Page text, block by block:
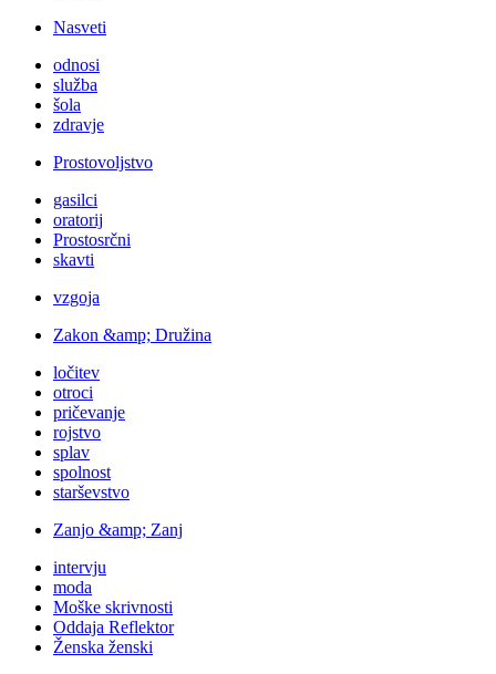
Nasveti
odnosi
služba
šola
zdravje
Prostovoljstvo
gasilci
oratorij
Prostosrčni
skavti
vzgoja
Zakon &amp; Družina
ločitev
otroci
pričevanje
rojstvo
splav
spolnost
starševstvo
Zanjo &amp; Zanj
intervju
moda
Moške skrivnosti
Oddaja Reflektor
Ženska ženski